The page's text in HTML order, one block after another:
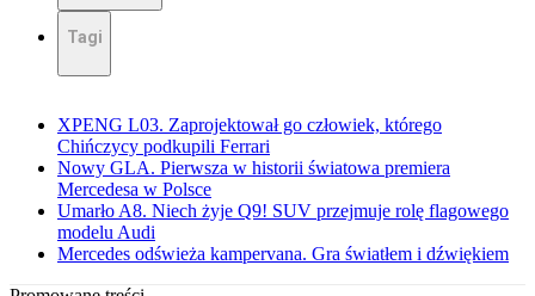
Tagi
XPENG L03. Zaprojektował go człowiek, którego
Chińczycy podkupili Ferrari
Nowy GLA. Pierwsza w historii światowa premiera
Mercedesa w Polsce
Umarło A8. Niech żyje Q9! SUV przejmuje rolę flagowego
modelu Audi
Mercedes odświeża kampervana. Gra światłem i dźwiękiem